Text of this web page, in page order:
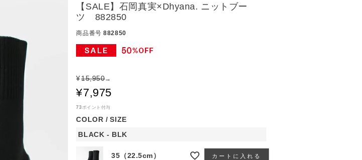
【SALE】石岡真実×Dhyana. ニットブー
ツ 882850
商品番号 882850
¥15,950→
¥7,975
73ポイント付与
COLOR
SIZE
BLACK - BLK
35（22.5cm） カートに入れる